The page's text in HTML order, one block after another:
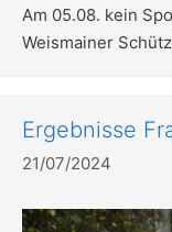
Am 05.08. kein
Weismainer
Ergebnisse
21/07/2024